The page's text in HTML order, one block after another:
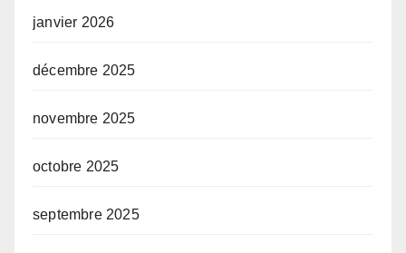
janvier 2026
décembre 2025
novembre 2025
octobre 2025
septembre 2025